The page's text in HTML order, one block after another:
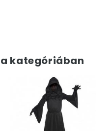
kategóriában